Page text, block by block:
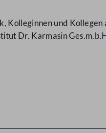
und
Dr. Karmasin